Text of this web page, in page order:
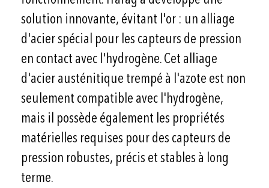
solution innovante, évitant l'or : un alliage
d'acier spécial pour les capteurs de pression
en contact avec l'hydrogène. Cet alliage
d'acier austénitique trempé à l'azote est non
seulement compatible avec l'hydrogène,
mais il possède également les propriétés
matérielles requises pour des capteurs de
pression robustes, précis et stables à long
terme.